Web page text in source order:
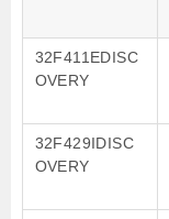
32F411EDISC
OVERY
32F429IDISC
OVERY